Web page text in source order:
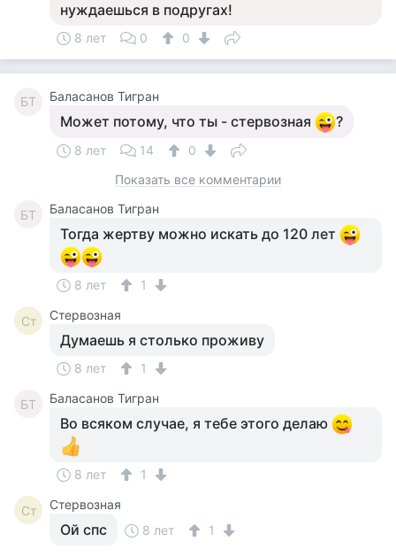
нуждаешься в подругах!
8 лет 0 0
БТ Баласанов Тигран
Может потому, что ты - стервозная ?
8 лет 14
0
Показать все комментарии
БТ Баласанов Тигран
Тогда жертву можно искать до 120 лет
8 лет 1
Ст Стервозная
Думаешь я столько проживу
8 лет 1
БТ Баласанов Тигран
Во всяком случае, я тебе этого делаю
8 лет 1
Ст Стервозная
Ой спс 8 лет 1